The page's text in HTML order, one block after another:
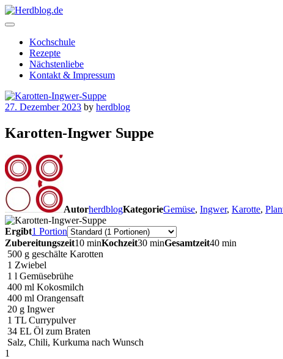
Skip
to
Herdblog.de
Kochschule
Rezepte
Nächstenliebe
Kontakt & Impressum
27. Dezember 2023 by herdblog
Karotten-Ingwer Suppe
AutorherdblogKategorieGemüse, Ingwer, Karotte,
Ergibt1 Portion
Zubereitungszeit10 minKochzeit30 minGesamtzeit40 min
500 g geschälte Karotten
1 Zwiebel
1 l Gemüsebrühe
400 ml Kokosmilch
400 ml Orangensaft
20 g Ingwer
1 TL Currypulver
34 EL Öl zum Braten
Salz, Chili, Kurkuma nach Wunsch
1